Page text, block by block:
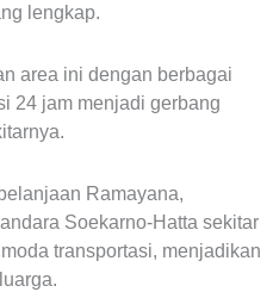
lengkap.
area ini dengan berbagai
24 jam menjadi gerbang
Ramayana,
Soekarno-Hatta sekitar
transportasi, menjadikan